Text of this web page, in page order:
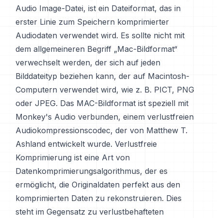
Audio Image-Datei, ist ein Dateiformat, das in
erster Linie zum Speichern komprimierter
Audiodaten verwendet wird. Es sollte nicht mit
dem allgemeineren Begriff „Mac-Bildformat“
verwechselt werden, der sich auf jeden
Bilddateityp beziehen kann, der auf Macintosh-
Computern verwendet wird, wie z. B. PICT, PNG
oder JPEG. Das MAC-Bildformat ist speziell mit
Monkey's Audio verbunden, einem verlustfreien
Audiokompressionscodec, der von Matthew T.
Ashland entwickelt wurde. Verlustfreie
Komprimierung ist eine Art von
Datenkomprimierungsalgorithmus, der es
ermöglicht, die Originaldaten perfekt aus den
komprimierten Daten zu rekonstruieren. Dies
steht im Gegensatz zu verlustbehafteten